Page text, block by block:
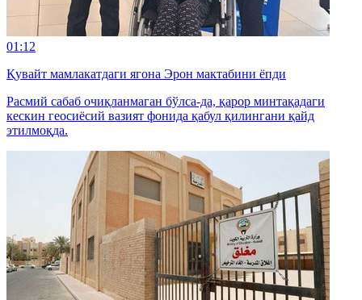
01:12
Қувайт мамлакатдаги ягона Эрон мактабини ёпди
Расмий сабаб очиқланмаган бўлса-да, қарор минтақадаги
кескин геосиёсий вазият фонида қабул қилингани қайд
этилмоқда.